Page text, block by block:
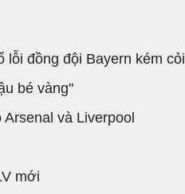
lỗi đồng đội Bayern kém cỏi
bé vàng"
và Liverpool
mới